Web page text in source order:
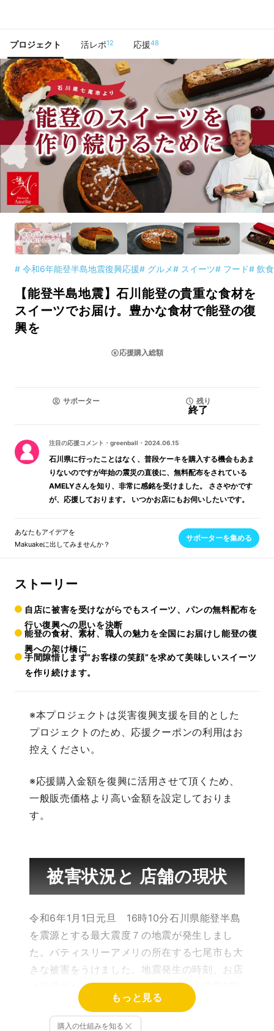
プロジェクト 活レポ12 応援48
# 令和6年能登半島地震復興応援# グルメ# スイーツ# フード# 飲
【能登半島地震】石川能登の貴重な食材を
スイーツでお届け。豊かな食材で能登の復
興を
応援購入総額
サポーター 残り
終了
注目の応援コメント ・ greenball ・ 2024.06.15
石川県に行ったことはなく、普段ケーキを購入する機会もあま
りないのですが年始の震災の直後に、無料配布をされている
AMELYさんを知り、非常に感銘を受けました。 ささやかです
が、応援しております。 いつかお店にもお伺いしたいです。
あなたもアイデアを
Makuakeに出してみませんか？
サポーターを集める
ストーリー
自店に被害を受けながらでもスイーツ、パンの無料配布を
行い復興への思いを決断
能登の食材、素材、職人の魅力を全国にお届けし能登の復
興への架け橋に
手間隙惜しまず”お客様の笑顔”を求めて美味しいスイーツ
を作り続けます。
※本プロジェクトは災害復興支援を目的とした
プロジェクトのため、応援クーポンの利用はお
控えください。
※応援購入金額を復興に活用させて頂くため、
一般販売価格より高い金額を設定しておりま
す。
被害状況と 店舗の現状
令和6年1月1日元旦 16時10分石川県能登半島
を震源とする最大震度７の地震が発生しまし
た。パティスリーアメリの所在する七尾市も大
きな被害をうけました。地震発生の時刻、お店
は元旦でお休みでしたが、厨房で一人翌日2日
より営業の為、ケーキ作りの仕込み中でした。
突如襲った今までにない揺れに、立ちすくむ
もっと見る
購入の仕組みを知る